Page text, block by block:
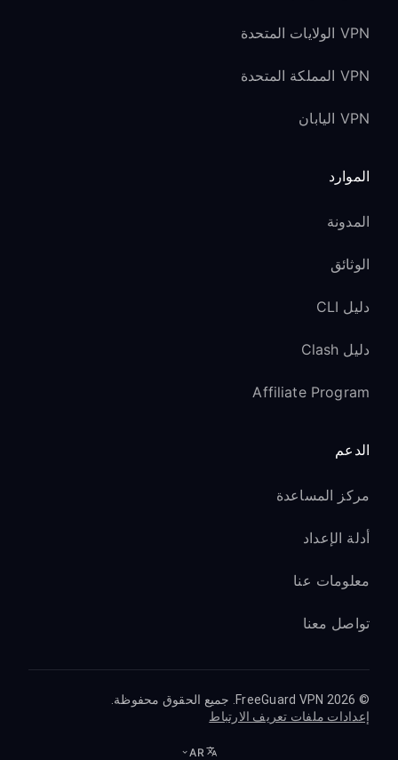
VPN الولايات المتحدة
VPN المملكة المتحدة
VPN اليابان
الموارد
المدونة
الوثائق
دليل CLI
دليل Clash
Affiliate Program
الدعم
مركز المساعدة
أدلة الإعداد
معلومات عنا
تواصل معنا
© 2026 FreeGuard VPN. جميع الحقوق محفوظة.
إعدادات ملفات تعريف الارتباط
AR